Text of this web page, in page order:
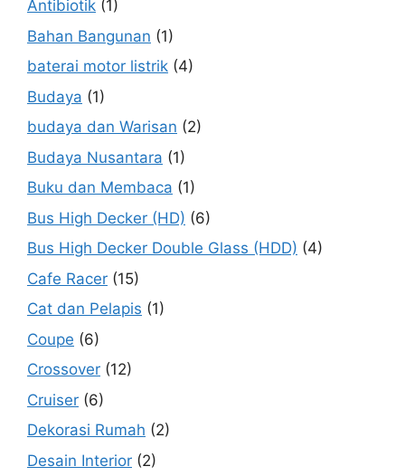
Antibiotik (1)
Bahan Bangunan (1)
baterai motor listrik (4)
Budaya (1)
budaya dan Warisan (2)
Budaya Nusantara (1)
Buku dan Membaca (1)
Bus High Decker (HD) (6)
Bus High Decker Double Glass (HDD) (4)
Cafe Racer (15)
Cat dan Pelapis (1)
Coupe (6)
Crossover (12)
Cruiser (6)
Dekorasi Rumah (2)
Desain Interior (2)